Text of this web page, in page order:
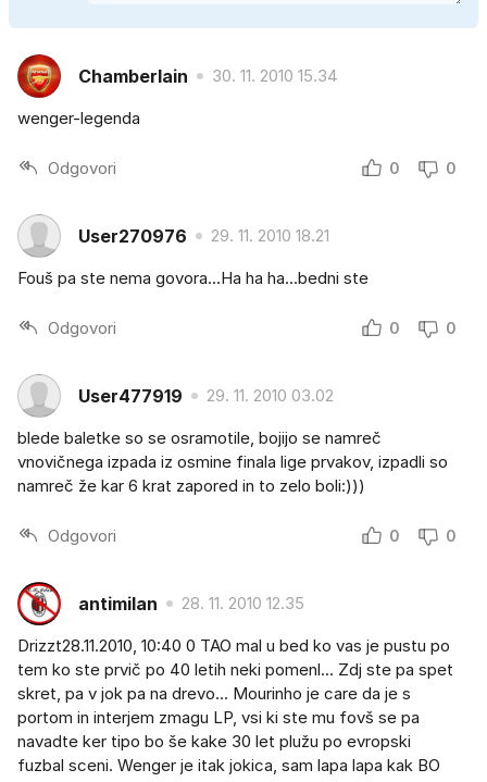
Chamberlain 30. 11. 2010 15.34
wenger-legenda
Odgovori 0 0
User270976 29. 11. 2010 18.21
Fouš pa ste nema govora...Ha ha ha...bedni ste
Odgovori 0 0
User477919 29. 11. 2010 03.02
blede baletke so se osramotile, bojijo se namreč
vnovičnega izpada iz osmine finala lige prvakov, izpadli so
namreč že kar 6 krat zapored in to zelo boli:)))
Odgovori 0 0
antimilan 28. 11. 2010 12.35
Drizzt28.11.2010, 10:40 0 TAO mal u bed ko vas je pustu po
tem ko ste prvič po 40 letih neki pomenl... Zdj ste pa spet
skret, pa v jok pa na drevo... Mourinho je care da je s
portom in interjem zmagu LP, vsi ki ste mu fovš se pa
navadte ker tipo bo še kake 30 let plužu po evropski
fuzbal sceni. Wenger je itak jokica, sam lapa lapa kak BO